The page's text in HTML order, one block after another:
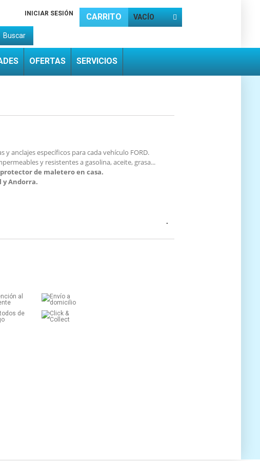
CARRITO VACÍO
INICIAR SESIÓN
Buscar
OFERTAS SERVICIOS
anclajes específicos para cada vehículo FORD.
y resistentes a gasolina, aceite, grasa...
de maletero en casa.
y Andorra.
.